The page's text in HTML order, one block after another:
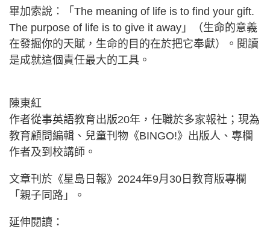
畢加索說︰「The meaning of life is to find your gift.
The purpose of life is to give it away」（生命的意義
在發掘你的天賦，生命的目的在於把它奉獻）。閱讀
是成就這個責任最大的工具。
陳東紅
作者從事英語教育出版20年，任職於多家報社；現為
教育顧問編輯、兒童刊物《BINGO!》出版人、專欄
作者及到校講師。
文章刊於《星島日報》2024年9月30日教育版專欄
「親子同路」。
延伸閱讀：